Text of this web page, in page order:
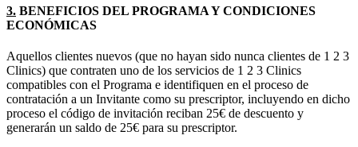
3. BENEFICIOS DEL PROGRAMA Y CONDICIONES
ECONÓMICAS
Aquellos clientes nuevos (que no hayan sido nunca clientes de 1 2 3
Clinics) que contraten uno de los servicios de 1 2 3 Clinics
compatibles con el Programa e identifiquen en el proceso de
contratación a un Invitante como su prescriptor, incluyendo en dicho
proceso el código de invitación reciban 25€ de descuento y
generarán un saldo de 25€ para su prescriptor.